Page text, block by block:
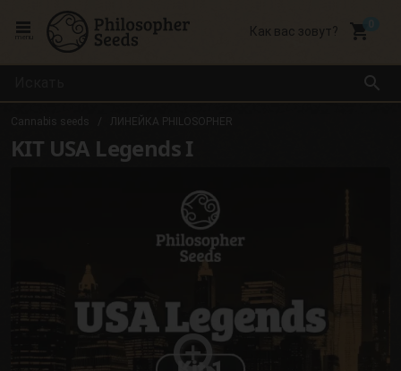
search
Как вас зовут? local_grocery_store
Cannabis seeds ЛИНЕЙКА PHILOSOPHER
KIT USA Legends I